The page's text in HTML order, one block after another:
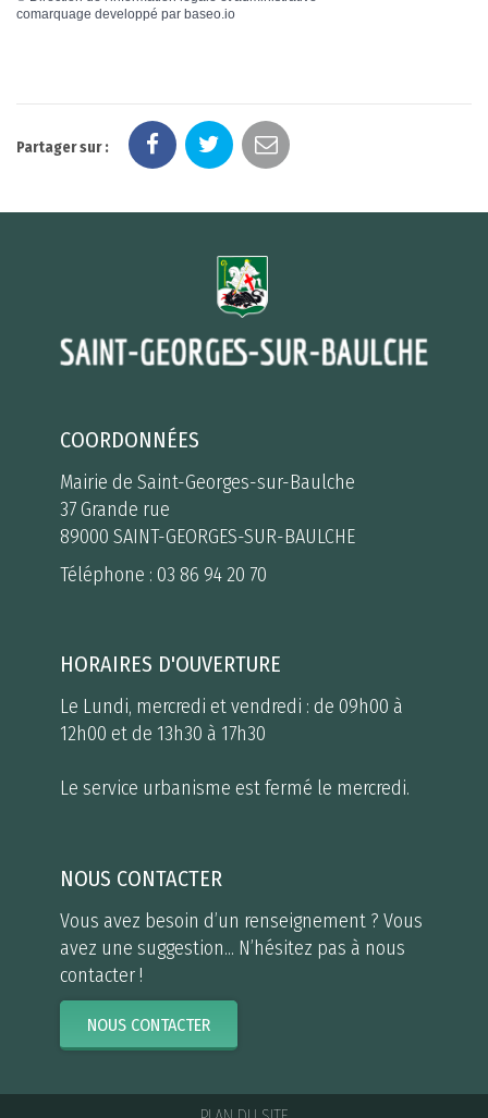
comarquage developpé par baseo.io
Partager sur :
COORDONNÉES
Mairie de Saint-Georges-sur-Baulche
37 Grande rue
89000 SAINT-GEORGES-SUR-BAULCHE
Téléphone : 03 86 94 20 70
HORAIRES D'OUVERTURE
Le Lundi, mercredi et vendredi : de 09h00 à
12h00 et de 13h30 à 17h30
Le service urbanisme est fermé le mercredi.
NOUS CONTACTER
Vous avez besoin d’un renseignement ? Vous
avez une suggestion... N’hésitez pas à nous
contacter !
NOUS CONTACTER